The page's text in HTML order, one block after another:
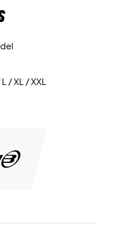
/ XL / XXL